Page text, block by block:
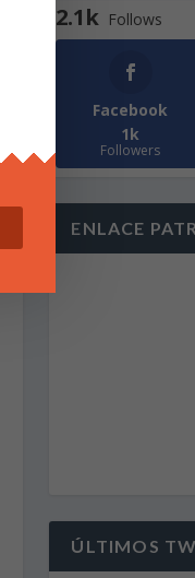
2.1k Follows
Facebook
1k
Followers
ENLACE
ÚLTIMOS